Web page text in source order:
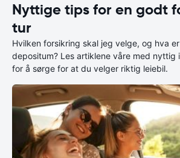
Nyttige tips for en godt
tur
Hvilken forsikring skal jeg velge, og hva
depositum? Les artiklene våre med nyttig
for å sørge for at du velger riktig leiebil.